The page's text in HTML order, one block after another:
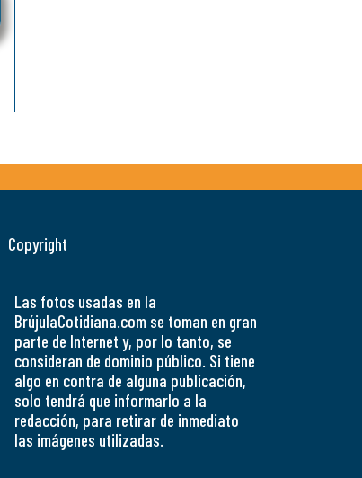
Copyright
Las fotos usadas en la
BrújulaCotidiana.com se toman en gran
parte de Internet y, por lo tanto, se
consideran de dominio público. Si tiene
algo en contra de alguna publicación,
solo tendrá que informarlo a la
redacción, para retirar de inmediato
las imágenes utilizadas.